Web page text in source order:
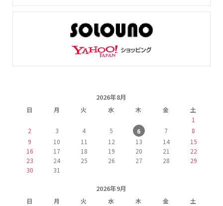
2026年8月
日 月 火 水 木 金
土
1
2
3 4 5 6 7
8
9
10 11 12 13 14
15
16
17 18 19 20 21
22
23
24 25 26 27 28
29
30
31
2026年9月
日 月 火 水 木 金
土